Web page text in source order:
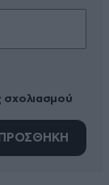
σχολιασμού
ΠΡΟΣΘΗΚΗ